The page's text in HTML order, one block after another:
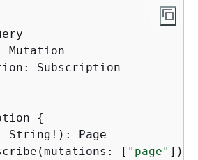
Mutation
Subscription
{
String!): Page
[
"page" ])